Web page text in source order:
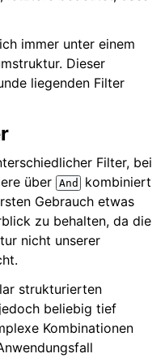
immer unter einem
Dieser
liegenden Filter
Filter, bei
über And
kombiniert
Gebrauch etwas
zu behalten, da die
nicht unserer
strukturierten
beliebig tief
Kombinationen